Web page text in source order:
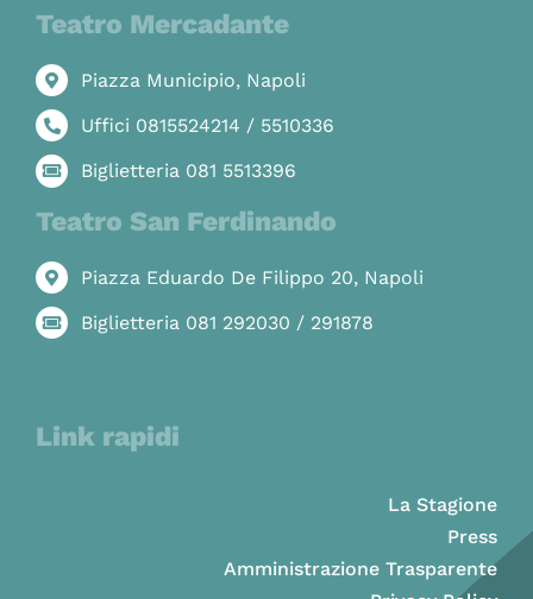
Teatro Mercadante
Piazza Municipio, Napoli
Uffici 0815524214 / 5510336
Biglietteria 081 5513396
Teatro San Ferdinando
Piazza Eduardo De Filippo 20, Napoli
Biglietteria 081 292030 / 291878
Link rapidi
La Stagione
Press
Amministrazione Trasparente